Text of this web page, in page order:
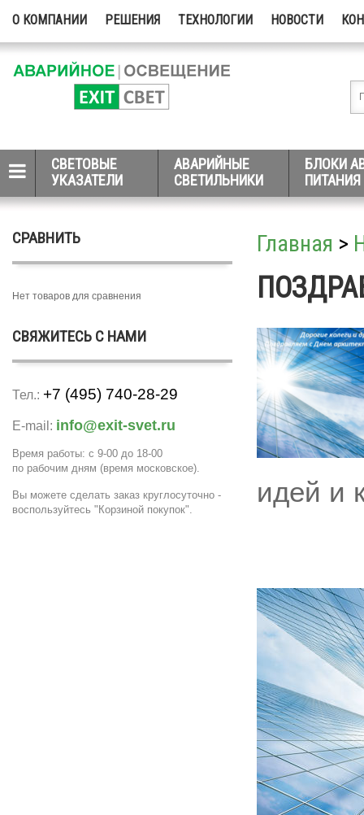
О КОМПАНИИ РЕШЕНИЯ ТЕХНОЛОГИИ НОВОСТИ
СВЕТОВЫЕ
УКАЗАТЕЛИ
АВАРИЙНЫЕ
СВЕТИЛЬНИКИ
БЛОКИ
ПИТАНИЯ
СРАВНИТЬ
Нет товаров для сравнения
СВЯЖИТЕСЬ С НАМИ
Тел.: +7 (495) 740-28-29
E-mail: info@exit-svet.ru
Время работы: с 9-00 до 18-00
по рабочим дням (время московское).
Вы можете сделать заказ круглосуточно -
воспользуйтесь "Корзиной покупок".
Главная >
идей и